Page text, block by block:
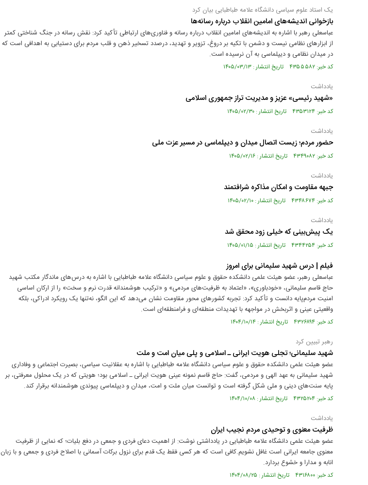
یک استاد علوم سیاسی دانشگاه علامه طباطبایی بیان کرد
بازخوانی اندیشه‌های امامین انقلاب درباره رسانه‌ها
عباسعلی رهبر با اشاره به اندیشه‌های امامین انقلاب درباره رسانه و فناوری‌های ارتباطی تأکید کرد: نقش رسانه در جنگ شناختی کمتر
از ابزارهای نظامی نیست و دشمن با تکیه بر دروغ، تزویر و تهدید، درصدد تسخیر ذهن و قلب مردم برای دستیابی به اهدافی است که
در میدان نظامی و دیپلماسی به آن نرسیده است.
کد خبر: ۴۳۵۵۵۸۲ تاریخ انتشار : ۱۴۰۵/۰۳/۱۳
یادداشت
«شهید رئیسی» عزیز و مدیریت تراز جمهوری اسلامی
کد خبر: ۴۳۵۳۱۲۴ تاریخ انتشار : ۱۴۰۵/۰۲/۳۰
یادداشت
حضور مردم؛ زیست اتصال میدان و دیپلماسی در مسیر عزت ملی
کد خبر: ۴۳۴۹۰۸۲ تاریخ انتشار : ۱۴۰۵/۰۲/۱۶
یادداشت
جبهه مقاومت و امکان مذاکره شرافتمند
کد خبر: ۴۳۴۸۶۷۴ تاریخ انتشار : ۱۴۰۵/۰۲/۱۰
یادداشت
یک پیش‌بینی که خیلی زود محقق شد
کد خبر: ۴۳۴۴۲۵۴ تاریخ انتشار : ۱۴۰۵/۰۱/۱۵
فیلم | درس شهید سلیمانی برای امروز
عباسعلی رهبر، عضو هیئت علمی دانشکده حقوق و علوم سیاسی دانشگاه علامه طباطبایی با اشاره به درس‌های ماندگار مکتب شهید
حاج قاسم سلیمانی، «خودباوری»، «اعتماد به ظرفیت‌های مردمی» و «ترکیب هوشمندانه قدرت نرم و سخت» را از ارکان اساسی
امنیت مردم‌پایه دانست و تأکید کرد: تجربه کشورهای محور مقاومت نشان می‌دهد که این الگو، نه‌تنها یک رویکرد ادراکی، بلکه
واقعیتی عینی و اثربخش در مواجهه با تهدیدات منطقه‌ای و فرامنطقه‌ای است.
کد خبر: ۴۳۲۶۸۹۴ تاریخ انتشار : ۱۴۰۴/۱۰/۱۴
رهبر تبیین کرد
شهید سلیمانی؛ تجلی هویت ایرانی ـ اسلامی و پلی میان امت و ملت
عضو هیئت علمی دانشکده حقوق و علوم سیاسی دانشگاه علامه طباطبایی با اشاره به عقلانیت سیاسی، بصیرت اجتماعی و وفاداری
شهید سلیمانی به عهد الهی و مردمی، گفت: حاج قاسم نمونه عینی هویت ایرانی ـ اسلامی بود؛ هویتی که در یک محلول معرفتی، بر
پایه سنت‌های دینی و ملی شکل گرفته است و توانست میان ملت و امت، میدان و دیپلماسی پیوندی هوشمندانه برقرار کند.
کد خبر: ۴۳۲۵۲۰۴ تاریخ انتشار : ۱۴۰۴/۱۰/۰۸
یادداشت
ظرفیت معنوی و توحیدی مردم نجیب ایران
عضو هیئت علمی دانشگاه علامه طباطبایی در یادداشتی نوشت: از اهمیت دعای فردی و جمعی در دفع بلیات؛ که نمایی از ظرفیت
معنوی جامعه ایرانی است غافل نشویم.کافی است که هر کسی فقط یک قدم برای نزول برکات آسمانی با اصلاح فردی و جمعی و با زبان
انابه و مدارا و خشوع بردارد.
کد خبر: ۴۳۱۶۸۰۰ تاریخ انتشار : ۱۴۰۴/۰۸/۲۵